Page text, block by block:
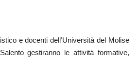
e docenti dell’Università del Molise
gestiranno le attività formative,